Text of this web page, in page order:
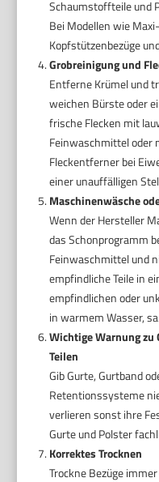
Schaumstoffteile und
Bei Modellen wie
Kopfstützenbezüge
Grobreinigung und
Entferne Krümel und
weichen Bürste oder
frische Flecken mit
Feinwaschmittel oder
Fleckentferner bei
einer unauffälligen
Maschinenwäsche
Wenn der Hersteller
das Schonprogramm
Feinwaschmittel und
empfindliche Teile in
empfindlichen oder
in warmem Wasser,
Wichtige Warnung
Teilen
Gib Gurte, Gurtband
Retentionssysteme
verlieren sonst ihre
Gurte und Polster
Korrektes Trocknen
Trockne Bezüge